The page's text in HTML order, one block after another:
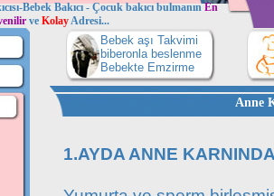
Bebek Bakıcı - Çocuk bakıcı bulmanınEn
ve KolayAdresi...
Bebek aşı Takvimi
biberonla beslenme
Bebekte Emzirme
Anne
1.AYDA ANNE